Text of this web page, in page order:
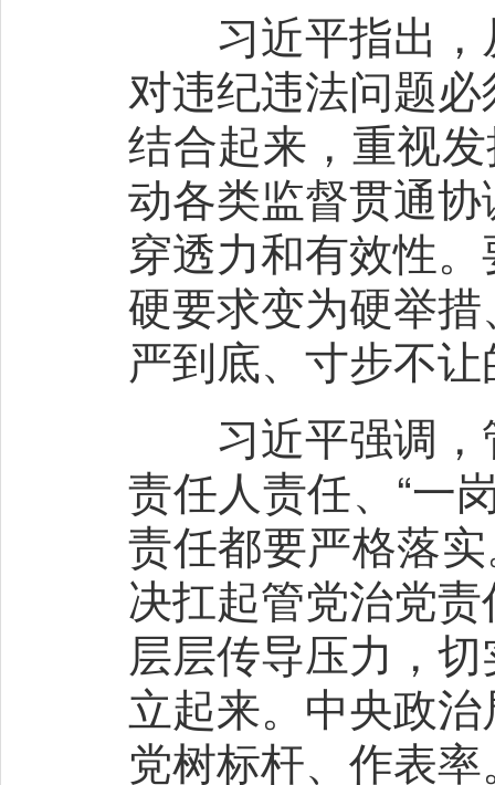
习近平指出，
对违纪违法问题
结合起来，重视
动各类监督贯通
穿透力和有效性
硬要求变为硬举
严到底、寸步不
习近平强调，
责任人责任、“一
责任都要严格落
决扛起管党治党
层层传导压力，
立起来。中央政
党树标杆、作表率